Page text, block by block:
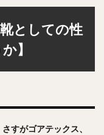
としての性
】
さすがゴアテックス、